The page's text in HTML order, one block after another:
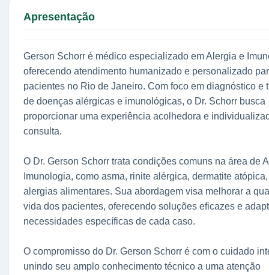
Apresentação
Gerson Schorr é médico especializado em Alergia e
oferecendo atendimento humanizado e personalizado
pacientes no Rio de Janeiro. Com foco em diagnóstico e
de doenças alérgicas e imunológicas, o Dr. Schorr busca
proporcionar uma experiência acolhedora e
consulta.
O Dr. Gerson Schorr trata condições comuns na área de
Imunologia, como asma, rinite alérgica, dermatite
alergias alimentares. Sua abordagem visa melhorar a
vida dos pacientes, oferecendo soluções eficazes e
necessidades específicas de cada caso.
O compromisso do Dr. Gerson Schorr é com o cuidado
unindo seu amplo conhecimento técnico a uma atenção